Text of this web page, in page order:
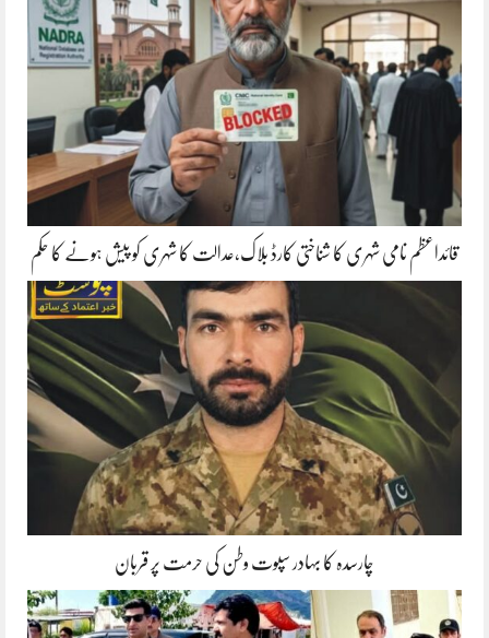
قائداعظم نامی شہری کا شناختی کارڈ بلاک،عدالت کا شہری کو پیش ہونے کا حکم
چارسدہ کا بہادر سپوت وطن کی حرمت پر قربان